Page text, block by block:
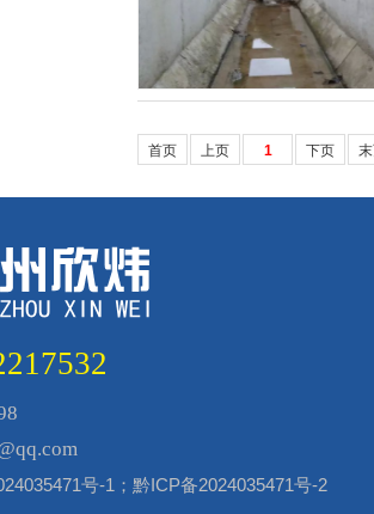
首页 上页 1 下页
号-1；黔ICP备2024035471号-2